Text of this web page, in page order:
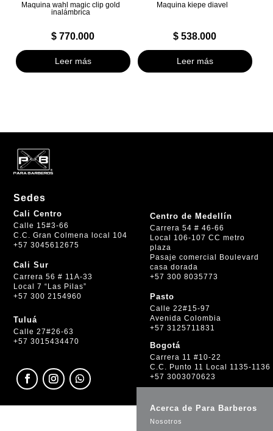
Maquina wahl magic clip gold
inalámbrica
$ 770.000
Leer más
Maquina kiepe diavel
$ 538.000
Leer más
Sedes
Cali Centro
Calle 15#3-66
C.C. Gran Colmena local 104
+57 3045612675
Cali Sur
Carrera 56 # 11A-33
Local 7 “Las Pilas”
+57 300 2154960
Tuluá
Calle 27#26-63
+57 3015434470
Centro de Medellín
Carrera 54 # 46-66
Local 106-107 CC metro
plaza
Pasaje comercial Boulevard
casa dorada
+57 300 8035773
Pasto
Calle 22#15-97
Avenida Colombia
+57 3125711831
Bogotá
Carrera 11 #10-22
C.C. Punto 11 Local 1135-1136
+57 3003070623
Acerca de Para Barberos
Nosotros